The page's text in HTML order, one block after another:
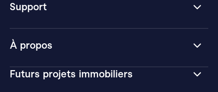
À propos
Futurs projets immobiliers
Support